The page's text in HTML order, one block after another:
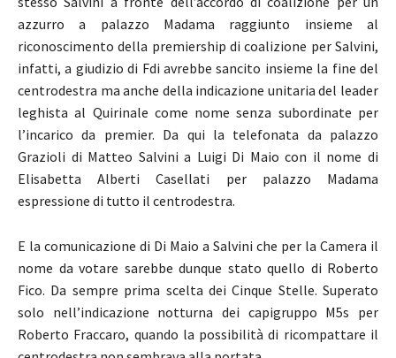
azzurro a palazzo Madama raggiunto insieme al
riconoscimento della premiership di coalizione per Salvini,
infatti, a giudizio di Fdi avrebbe sancito insieme la fine del
centrodestra ma anche della indicazione unitaria del leader
leghista al Quirinale come nome senza subordinate per
l’incarico da premier. Da qui la telefonata da palazzo
Grazioli di Matteo Salvini a Luigi Di Maio con il nome di
Elisabetta Alberti Casellati per palazzo Madama
espressione di tutto il centrodestra.
E la comunicazione di Di Maio a Salvini che per la Camera il
nome da votare sarebbe dunque stato quello di Roberto
Fico. Da sempre prima scelta dei Cinque Stelle. Superato
solo nell’indicazione notturna dei capigruppo M5s per
Roberto Fraccaro, quando la possibilità di ricompattare il